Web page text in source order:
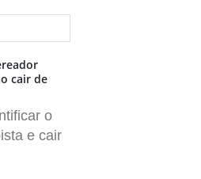
cair de
o
e cair